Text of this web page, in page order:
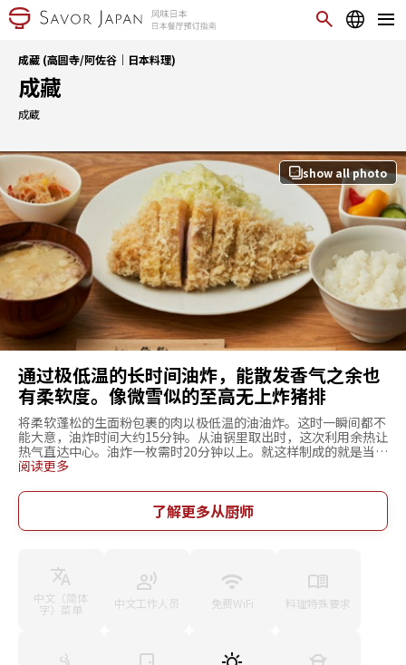
成藏 (高圆寺/阿佐谷｜日本料理)
成藏
成蔵
show all photo
通过极低温的长时间油炸，能散发香气之余也
有柔软度。像微雪似的至高无上炸猪排
将柔软蓬松的生面粉包裹的肉以极低温的油油炸。这时一瞬间都不
能大意，油炸时间大约15分钟。从油锅里取出时，这次利用余热让
热气直达中心。油炸一枚需时20分钟以上。就这样制成的就是当前
被称之为东京第一的【成藏】的炸猪排。面衣又香又脆，但放入口
将大家耳熟能详的炸猪排料理提升至未知的领域。猪肉与面包粉固
然不用说，超越了对油与锅的坚持，是专家魂的结晶。也是连日预
约爆满的名店。
阅读更多
了解更多从厨师
中文（简体
字）菜单 中文工作人员 免费WiFi 料理特殊要求